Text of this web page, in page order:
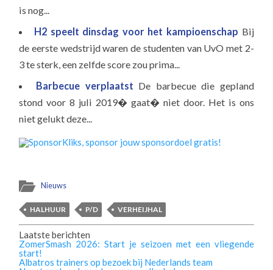
is nog...
H2 speelt dinsdag voor het kampioenschap Bij
de eerste wedstrijd waren de studenten van UvO met 2-
3 te sterk, een zelfde score zou prima...
Barbecue verplaatst De barbecue die gepland
stond voor 8 juli 2019� gaat� niet door. Het is ons
niet gelukt deze...
Nieuws
HALHUUR P/D VERHEIJHAL
Laatste berichten
ZomerSmash 2026: Start je seizoen met een vliegende
start!
Albatros trainers op bezoek bij Nederlands team